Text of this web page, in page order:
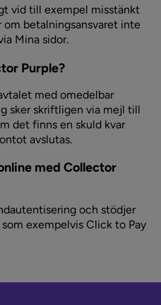
vid till exempel misstänkt
om betalningsansvaret inte
Mina sidor.
Purple?
med omedelbar
sker skriftligen via mejl till
det finns en skuld kvar
avslutas.
med Collector
och stödjer
exempelvis Click to Pay